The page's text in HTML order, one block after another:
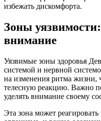
избежать дискомфорта.
Зоны
внимание
Уязвимые зоны здоровья
системой и нервной
на изменения ритма жизни,
телесную реакцию. Важно
уделять внимание своему
Эта зона может